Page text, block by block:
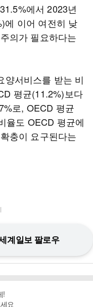
에서 2023년
에 이어 여전히 낮
의가 필요하다는
양서비스를 받는 비
평균(11.2%)보다
로, OECD 평균
율도 OECD 평균에
충이 요구된다는
계일보 팔로우
!
요